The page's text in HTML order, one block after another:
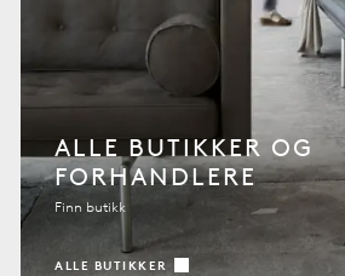
ALLE BUTIKKER OG
FORHANDLERE
Finn butikk
ALLE BUTIKKER